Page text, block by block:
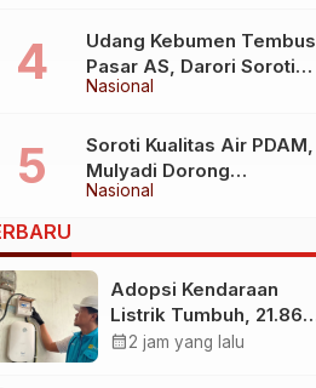
Kelautan dan Perikanan
Nasional
Udang Kebumen Tembus
Pasar AS, Darori Soroti
Dampaknya bagi Warga
Nasional
Soroti Kualitas Air PDAM,
Mulyadi Dorong
Standardisasi Lewat RUU
Adopsi Kendaraan
Listrik Tumbuh, 21.865
Pelanggan Baru
calendar_month2 jam yang lalu